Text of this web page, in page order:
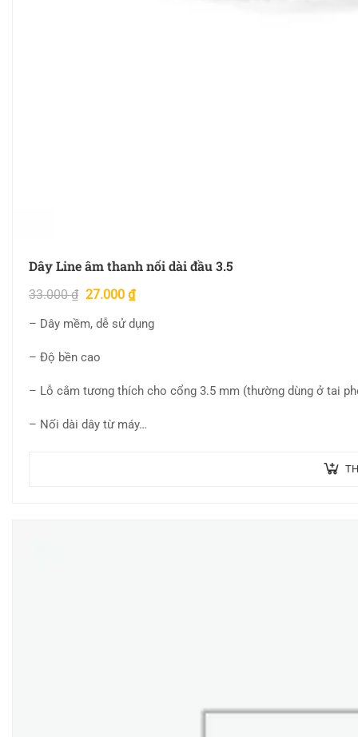
Dây Line âm thanh nối dài đầu 3.5
33.000₫ 27.000 ₫
– Dây mềm, dễ sử dụng
– Độ bền cao
– Lỗ cắm tương thích cho cổng 3.5 mm (thường dùng ở tai
– Nối dài dây từ máy…